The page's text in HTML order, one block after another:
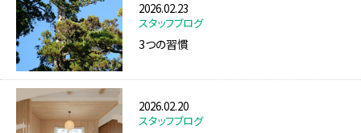
2026.02.23
スタッフブログ
3つの習慣
2026.02.20
スタッフブログ